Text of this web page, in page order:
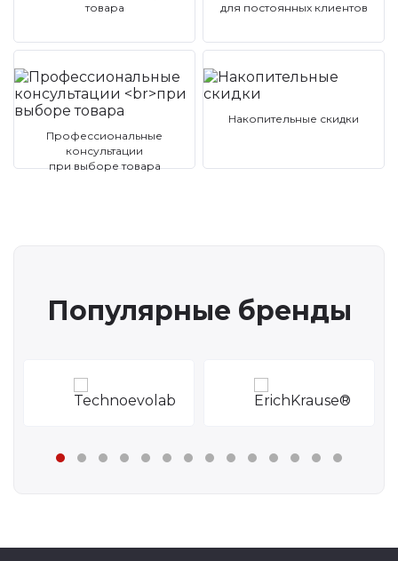
товара
для постоянных клиентов
Профессиональные
консультации
при выборе товара
Накопительные скидки
Популярные бренды